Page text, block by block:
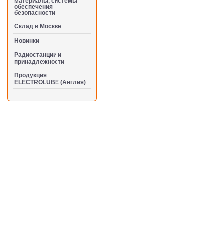
обеспечения
безопасности
Cклад в Москве
Новинки
Радиостанции и
принадлежности
Продукция
ELECTROLUBE (Англия)